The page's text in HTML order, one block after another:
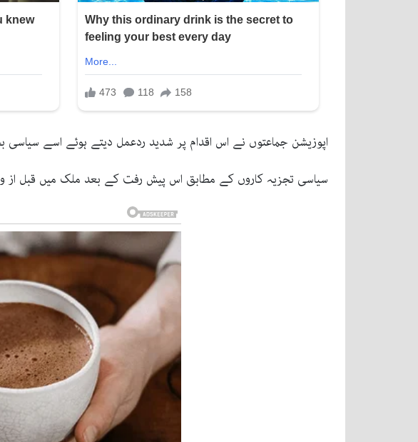
اپوزیشن جماعتوں نے اس اقدام پر شدید ردعمل دیتے ہوئے اسے سیاسی
سیاسی تجزیہ کاروں کے مطابق اس پیش رفت کے بعد ملک میں قبل از